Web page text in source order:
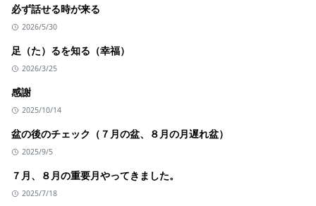
必ず話せる時が来る
2026/5/30
足（た）るを知る（幸福）
2026/3/25
感謝
2025/10/14
盆の後のチェック（７月の盆、８月の月遅れ盆）
2025/9/5
７月、８月の重要月やってきました。
2025/7/18